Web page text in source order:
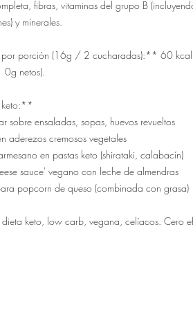
fibras, vitaminas del grupo B
y minerales.
porción (16g / 2 cucharadas):** 60
netos).
keto:**
sobre ensaladas, sopas, huevos revueltos
aderezos cremosos vegetales
en pastas keto (shirataki, calabacín)
sauce' vegano con leche de almendras
popcorn de queso (combinada con grasa)
keto, low carb, vegana, celíacos. Cero